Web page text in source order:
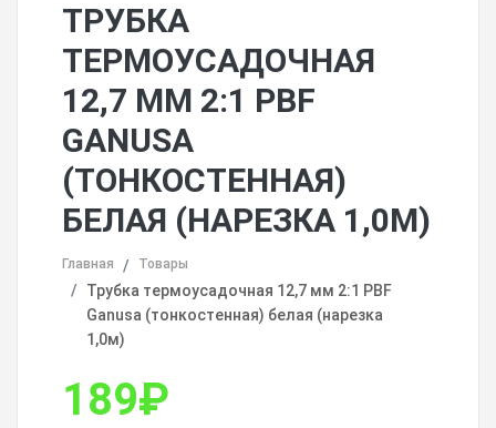
ТРУБКА
ТЕРМОУСАДОЧНАЯ
12,7 ММ 2:1 PBF
GANUSA
(ТОНКОСТЕННАЯ)
БЕЛАЯ (НАРЕЗКА 1,0М)
Главная Товары
Трубка термоусадочная 12,7 мм 2:1 PBF
Ganusa (тонкостенная) белая (нарезка
1,0м)
189₽